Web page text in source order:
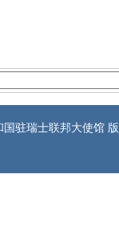
驻瑞士联邦大使馆